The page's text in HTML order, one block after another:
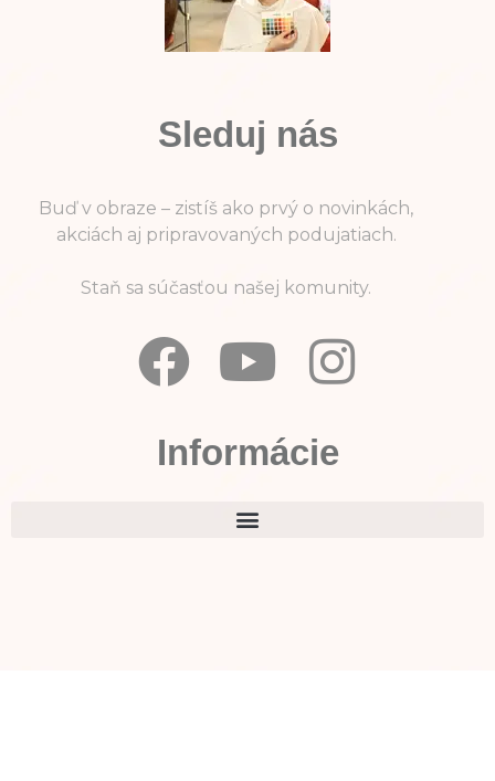
Sleduj nás
Buď v obraze – zistíš ako prvý o novinkách,
akciách aj pripravovaných podujatiach.
Staň sa súčasťou našej komunity.
Informácie